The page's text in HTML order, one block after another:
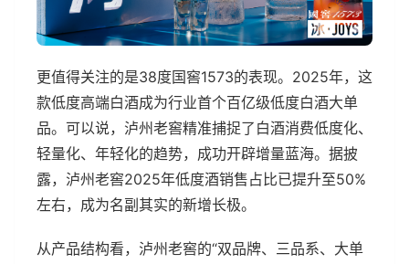
更值得关注的是38度国窖1573的表现。2025年，这
款低度高端白酒成为行业首个百亿级低度白酒大单
品。可以说，泸州老窖精准捕捉了白酒消费低度化、
轻量化、年轻化的趋势，成功开辟增量蓝海。据披
露，泸州老窖2025年低度酒销售占比已提升至50%
左右，成为名副其实的新增长极。
从产品结构看，泸州老窖的“双品牌、三品系、大单